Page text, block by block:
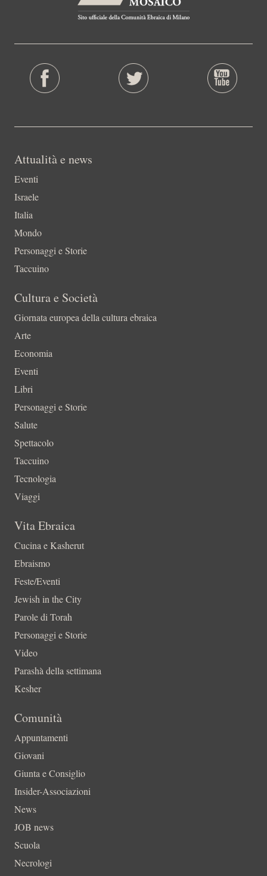
Attualità e news
Eventi
Israele
Italia
Mondo
Personaggi e Storie
Taccuino
Cultura e Società
Giornata europea della cultura ebraica
Arte
Economia
Eventi
Libri
Personaggi e Storie
Salute
Spettacolo
Taccuino
Tecnologia
Viaggi
Vita Ebraica
Cucina e Kasherut
Ebraismo
Feste/Eventi
Jewish in the City
Parole di Torah
Personaggi e Storie
Video
Parashà della settimana
Kesher
Comunità
Appuntamenti
Giovani
Giunta e Consiglio
Insider-Associazioni
News
JOB news
Scuola
Necrologi